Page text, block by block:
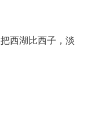
西湖比西子，淡